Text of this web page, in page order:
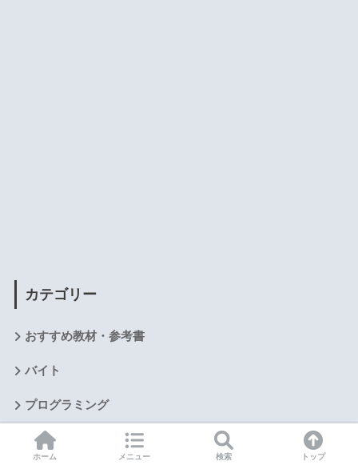
カテゴリー
おすすめ教材・参考書
バイト
プログラミング
マッチング
ホーム メニュー 検索 トップ